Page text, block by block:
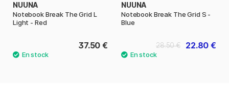
NUUNA
Notebook Break The Grid L
Light - Red
37.50 €
NUUNA
Notebook Break The Grid S -
Blue
22.80 €
28.50 €